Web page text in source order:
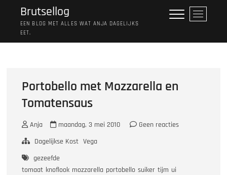
Brutsellog
EEN BLOG MET ALLES WAT ANJA DAGELIJKS
EET.
M
e
Portobello met Mozzarella en
Tomatensaus
Anja maandag, 3 mei 2010
Geen reacties
Dagelijkse Kost Vega
gezeefde
tomaat knoflook mozzarella portobello suiker tijm ui